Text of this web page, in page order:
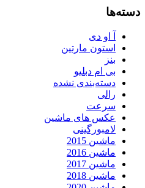
دسته‌ها
آ او دی
استون مارتین
بنز
بی ام دبلیو
دسته‌بندی نشده
رالی
سرعت
عکس های ماشین
لامبورگینی
ماشین 2015
ماشین 2016
ماشین 2017
ماشین 2018